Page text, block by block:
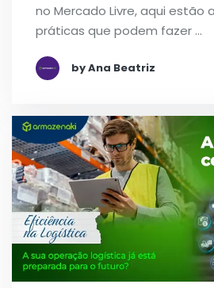
no Mercado Livre, aqui estão
práticas que podem fazer …
by Ana Beatriz